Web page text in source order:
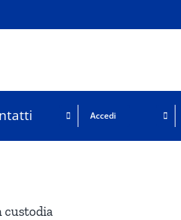
Accedi
custodia